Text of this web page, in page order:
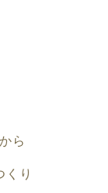
ら
くり